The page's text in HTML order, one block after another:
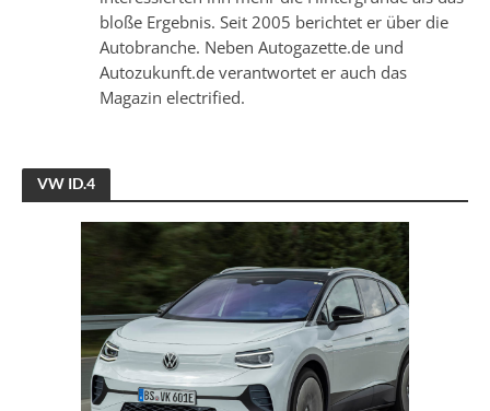
bloße Ergebnis. Seit 2005 berichtet er über die
Autobranche. Neben Autogazette.de und
Autozukunft.de verantwortet er auch das
Magazin electrified.
VW ID.4